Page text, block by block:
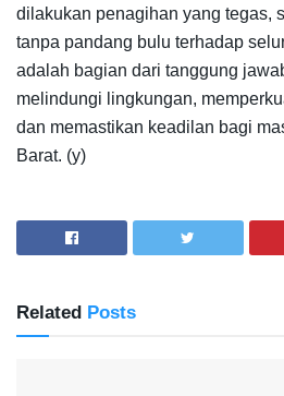
dilakukan penagihan yang tegas,
tanpa pandang bulu terhadap
adalah bagian dari tanggung
melindungi lingkungan,
dan memastikan keadilan bagi
Barat. (y)
Related Posts